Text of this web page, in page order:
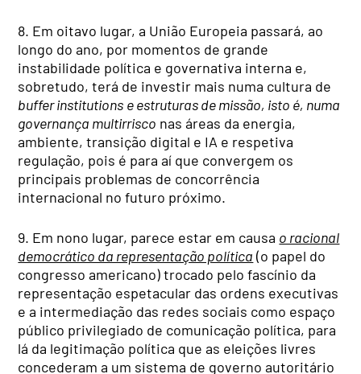
8. Em oitavo lugar, a União Europeia passará, ao
longo do ano, por momentos de grande
instabilidade política e governativa interna e,
sobretudo, terá de investir mais numa cultura de
buffer institutions e estruturas de missão, isto é, numa
governança multirrisco nas áreas da energia,
ambiente, transição digital e IA e respetiva
regulação, pois é para aí que convergem os
principais problemas de concorrência
internacional no futuro próximo.
9. Em nono lugar, parece estar em causa o racional
democrático da representação política (o papel do
congresso americano) trocado pelo fascínio da
representação espetacular das ordens executivas
e a intermediação das redes sociais como espaço
público privilegiado de comunicação política, para
lá da legitimação política que as eleições livres
concederam a um sistema de governo autoritário